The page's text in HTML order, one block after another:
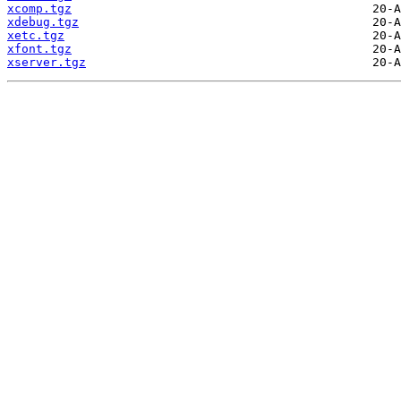
xcomp.tgz
xdebug.tgz
xetc.tgz
xfont.tgz
xserver.tgz